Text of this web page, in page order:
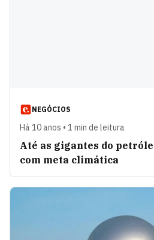
NEGÓCIOS
Há 10 anos • 1 min de leitura
Até as gigantes do
com meta climática